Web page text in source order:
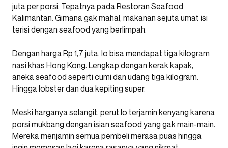
juta per porsi. Tepatnya pada Restoran Seafood
Kalimantan. Gimana gak mahal, makanan sejuta umat isi
terisi dengan seafood yang berlimpah.
Dengan harga Rp 1,7 juta, lo bisa mendapat tiga kilogram
nasi khas Hong Kong. Lengkap dengan kerak kapak,
aneka seafood seperti cumi dan udang tiga kilogram.
Hingga lobster dan dua kepiting super.
Meski harganya selangit, perut lo terjamin kenyang karena
porsi mukbang dengan isian seafood yang gak main-main.
Mereka menjamin semua pembeli merasa puas hingga